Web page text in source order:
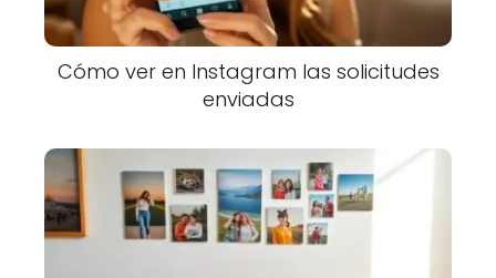
Cómo ver en Instagram las solicitudes
enviadas